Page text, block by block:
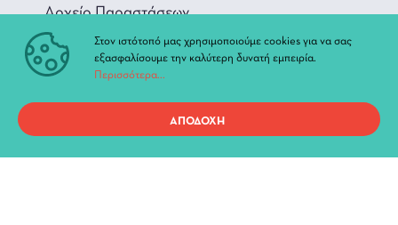
Αρχείο Παραστάσεων
Νέα & Ανακοινώσεις
Διοίκηση
Χώροι και Αίθουσες
Στον ιστότοπό μας χρησιμοποιούμε cookies για να σας
εξασφαλίσουμε την καλύτερη δυνατή εμπειρία.
Περισσότερα...
ΑΠΟΔΟΧΗ